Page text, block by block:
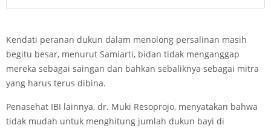
Kendati peranan dukun dalam menolong persalinan masih
begitu besar, menurut Samiarti, bidan tidak menganggap
mereka sebagai saingan dan bahkan sebaliknya sebagai mitra
yang harus terus dibina.
Penasehat IBI lainnya, dr. Muki Resoprojo, menyatakan bahwa
tidak mudah untuk menghitung jumlah dukun bayi di